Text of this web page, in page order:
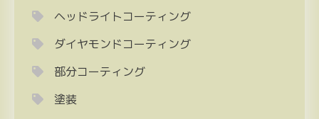
ヘッドライトコーティング
ダイヤモンドコーティング
部分コーティング
塗装